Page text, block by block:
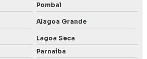
Pombal
Alagoa Grande
Lagoa Seca
Parnaíba